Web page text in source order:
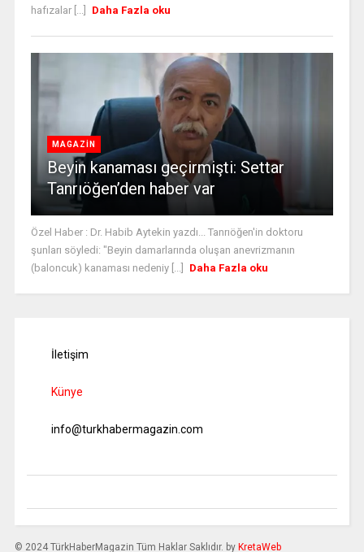
hafızalar [...]
Daha Fazla oku
MAGAZİN
Beyin kanaması geçirmişti: Settar
Tanrıöğen’den haber var
Özel Haber : Dr. Habib Aytekin yazdı... Tanrıöğen'in doktoru
şunları söyledi: "Beyin damarlarında oluşan anevrizmanın
(baloncuk) kanaması nedeniy [...]
Daha Fazla oku
İletişim
Künye
info@turkhabermagazin.com
© 2024 TürkHaberMagazin Tüm Haklar Saklıdır. by KretaWeb